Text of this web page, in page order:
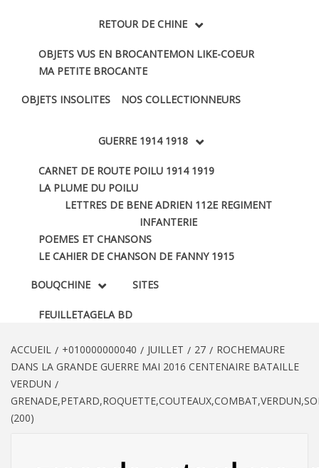
RETOUR DE CHINE
OBJETS VUS EN BROCANTEMON LIKE-COEUR
MA PETITE BROCANTE
OBJETS INSOLITES NOS COLLECTIONNEURS
GUERRE 1914 1918
CARNET DE ROUTE POILU 1914 1919
LA PLUME DU POILU
LETTRES DE BENE ADRIEN 112E REGIMENT
INFANTERIE
POEMES ET CHANSONS
LE CAHIER DE CHANSON DE FANNY 1915
BOUQCHINE
FEUILLETAGELA BD
SITES
ACCUEIL +010000000040 JUILLET 27
ROCHEMAURE
DANS LA GRANDE GUERRE MAI 2016 CENTENAIRE BATAILLE
VERDUN
(200)